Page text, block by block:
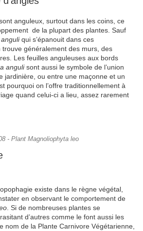
anguleux, surtout dans les coins, ce
de la plupart des plantes. Sauf
qui s’épanouit dans ces
trouve généralement des murs, des
Les feuilles anguleuses aux bords
angulisont aussi le symbole de l’union
jardinière, ou entre une maçonne et un
pourquoi on l’offre traditionnellement à
quand celui-ci a lieu, assez rarement
- Plant Magnoliophyta leo
existe dans le règne végétal,
en observant le comportement de
. Si de nombreuses plantes se
d’autres comme le font aussi les
nom de la Plante Carnivore Végétarienne,